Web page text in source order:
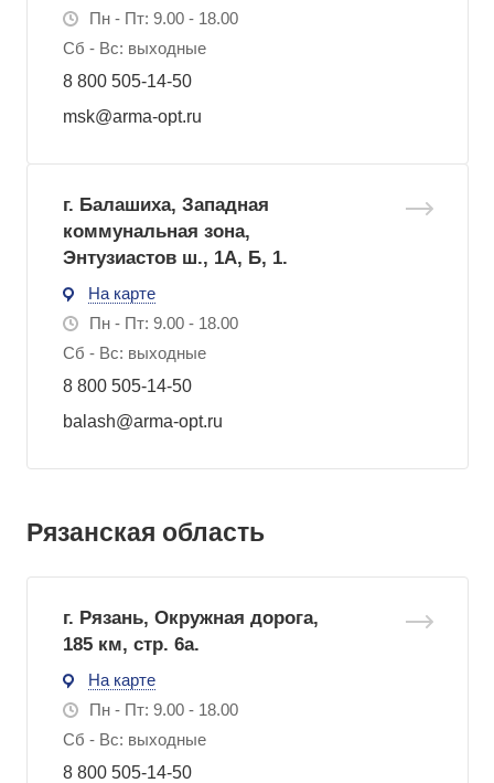
Пн - Пт: 9.00 - 18.00
Сб - Вс: выходные
8 800 505-14-50
msk@arma-opt.ru
г. Балашиха, Западная
коммунальная зона,
Энтузиастов ш., 1А, Б, 1.
На карте
Пн - Пт: 9.00 - 18.00
Сб - Вс: выходные
8 800 505-14-50
balash@arma-opt.ru
Рязанская область
г. Рязань, Окружная дорога,
185 км, стр. 6а.
На карте
Пн - Пт: 9.00 - 18.00
Сб - Вс: выходные
8 800 505-14-50